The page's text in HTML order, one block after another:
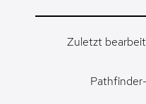
Zuletzt